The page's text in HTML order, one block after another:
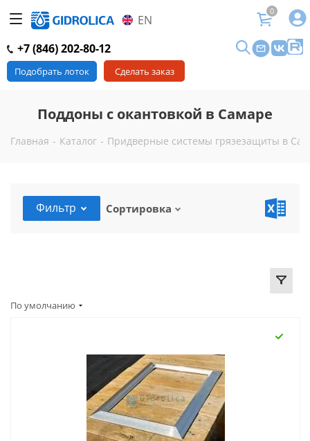
EN
0
+7 (846) 202-80-12
Подобрать лоток Сделать заказ
Поддоны с окантовкой в Самаре
Главная - Каталог - Придверные системы грязезащиты в
Фильтр Сортировка
По умолчанию